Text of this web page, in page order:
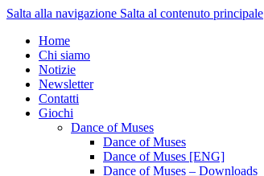
Salta alla navigazione Salta al contenuto principale
Home
Chi siamo
Notizie
Newsletter
Contatti
Giochi
Dance of Muses
Dance of Muses
Dance of Muses [ENG]
Dance of Muses – Downloads